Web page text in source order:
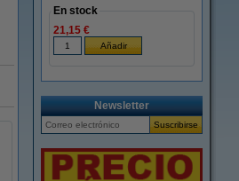
En stock
21,15 €
Newsletter